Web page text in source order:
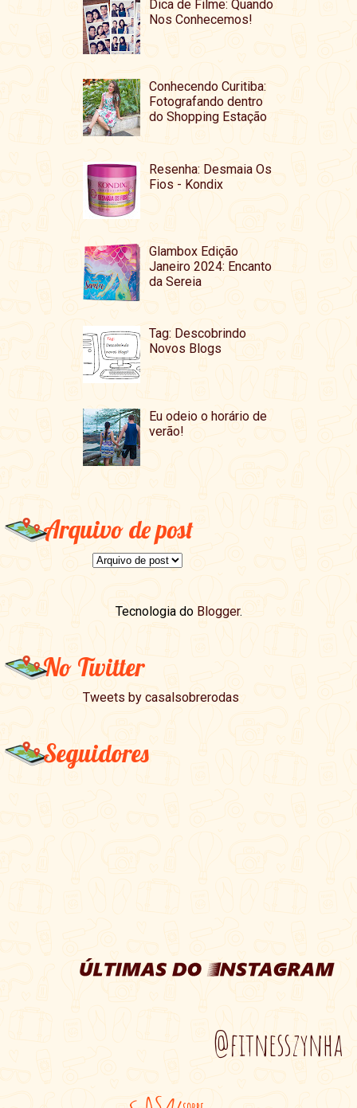
Dica de Filme: Quando
Nos Conhecemos!
Conhecendo Curitiba:
Fotografando dentro
do Shopping Estação
Resenha: Desmaia Os
Fios - Kondix
Glambox Edição
Janeiro 2024: Encanto
da Sereia
Tag: Descobrindo
Novos Blogs
Eu odeio o horário de
verão!
Arquivo de post
Tecnologia do Blogger.
No Twitter
Tweets by casalsobrerodas
Seguidores
@fitnesszynha